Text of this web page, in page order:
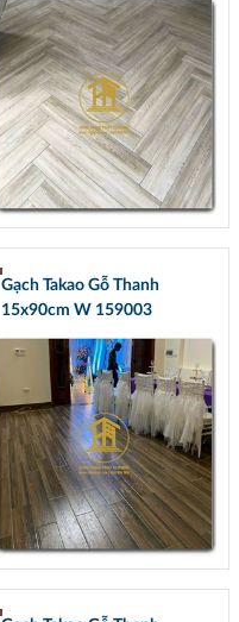
Gạch Takao Gỗ Thanh
15x90cm W 159003